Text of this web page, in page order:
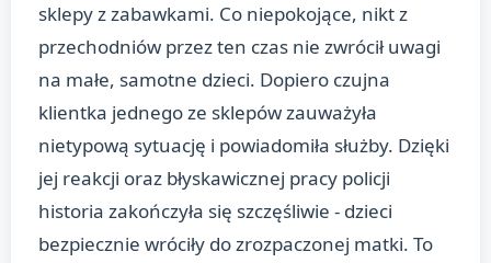
sklepy z zabawkami. Co niepokojące, nikt z
przechodniów przez ten czas nie zwrócił uwagi
na małe, samotne dzieci. Dopiero czujna
klientka jednego ze sklepów zauważyła
nietypową sytuację i powiadomiła służby. Dzięki
jej reakcji oraz błyskawicznej pracy policji
historia zakończyła się szczęśliwie - dzieci
bezpiecznie wróciły do zrozpaczonej matki. To